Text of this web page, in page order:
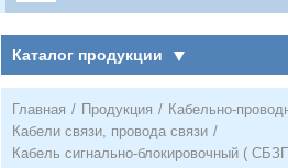
Каталог продукции
Главная / Продукция / Кабельно-
Кабели связи, провода связи /
Кабель сигнально-блокировочный (